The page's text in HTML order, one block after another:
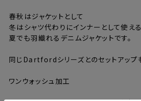
春秋はジャケットとして
冬はシャツ代わりにインナーとして使える
夏でも羽織れるデニムジャケットです。
同じDartfordシリーズとのセットアップ
ワンウォッシュ加工